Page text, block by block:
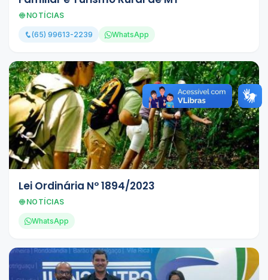
NOTÍCIAS
(65) 99613-2239 WhatsApp
Lei Ordinária Nº 1894/2023
NOTÍCIAS
WhatsApp